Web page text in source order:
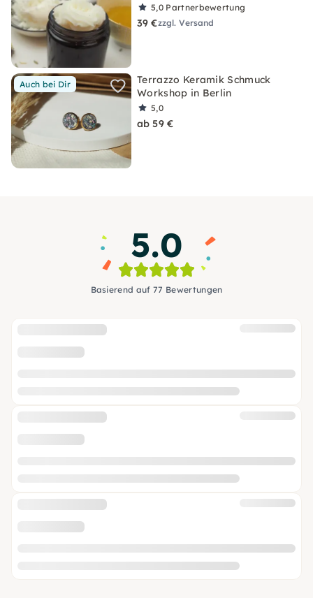
5,0 Partnerbewertung
39 €zzgl. Versand
Auch bei Dir
Terrazzo Keramik Schmuck
Workshop in Berlin
5,0
ab 59 €
5.0
Basierend auf 77 Bewertungen